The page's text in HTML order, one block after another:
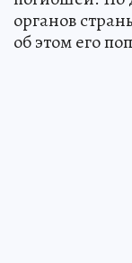
органов
об этом его